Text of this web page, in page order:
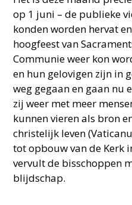
op 1 juni – de publieke
konden worden hervat
hoogfeest van
Communie weer kon
en hun gelovigen zijn in
weg gegaan en gaan nu
zij weer met meer
kunnen vieren als bron
christelijk leven
tot opbouw van de Kerk
vervult de bisschoppen
blijdschap.